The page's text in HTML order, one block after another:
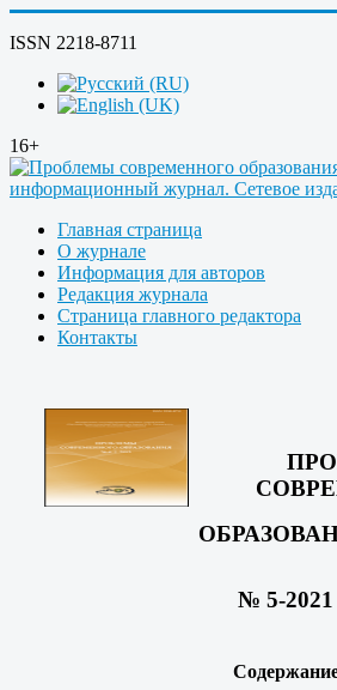
ISSN 2218-8711
16+
Главная страница
О журнале
Информация для авторов
Редакция журнала
Страница главного редактора
Контакты
№ 5-2021